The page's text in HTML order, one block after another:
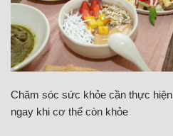
Chăm sóc sức khỏe cần thực hiện
ngay khi cơ thể còn khỏe